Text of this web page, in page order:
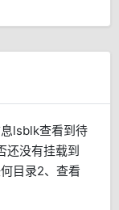
lsblk查看到待
还没有挂载到
目录2、查看